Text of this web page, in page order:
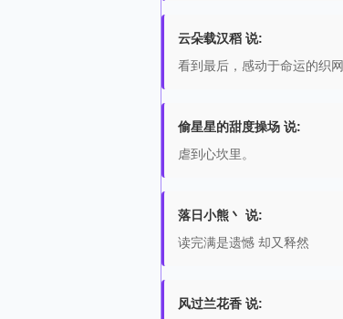
云朵载汉稻 说:
看到最后，感动于命运的织网
偷星星的甜度操场 说:
虐到心坎里。
落日小熊丶 说:
读完满是遗憾 却又释然
风过兰花香 说: